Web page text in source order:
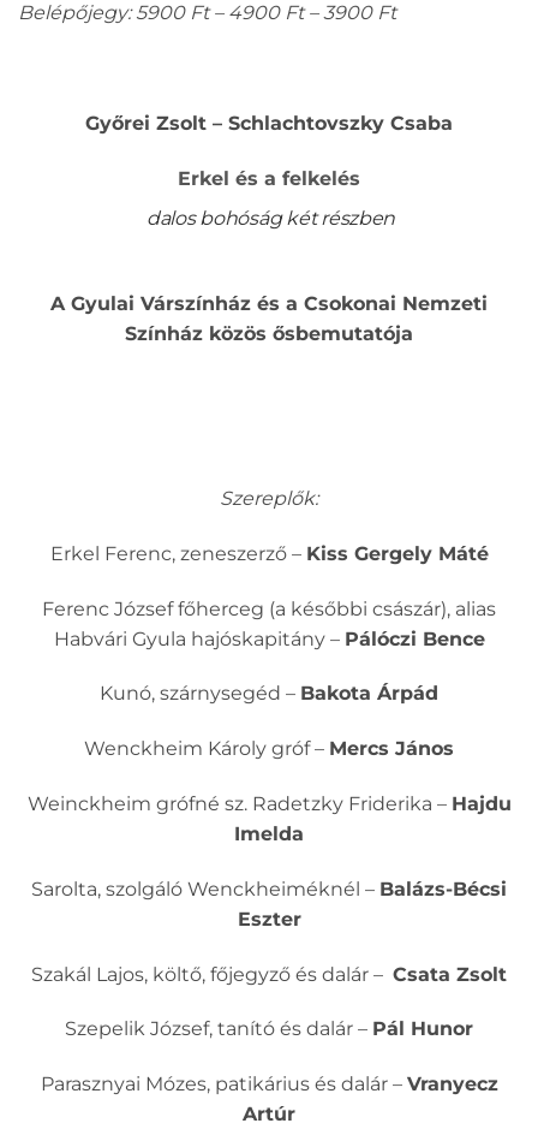
Belépőjegy: 5900 Ft – 4900 Ft – 3900 Ft
Győrei Zsolt – Schlachtovszky Csaba
Erkel és a felkelés
dalos bohóság két részben
A Gyulai Várszínház és a Csokonai Nemzeti
Színház közös ősbemutatója
Szereplők:
Erkel Ferenc, zeneszerző – Kiss Gergely Máté
Ferenc József főherceg (a későbbi császár), alias
Habvári Gyula hajóskapitány – Pálóczi Bence
Kunó, szárnysegéd – Bakota Árpád
Wenckheim Károly gróf – Mercs János
Weinckheim grófné sz. Radetzky Friderika – Hajdu
Imelda
Sarolta, szolgáló Wenckheiméknél – Balázs-Bécsi
Eszter
Szakál Lajos, költő, főjegyző és dalár – Csata Zsolt
Szepelik József, tanító és dalár – Pál Hunor
Parasznyai Mózes, patikárius és dalár – Vranyecz
Artúr